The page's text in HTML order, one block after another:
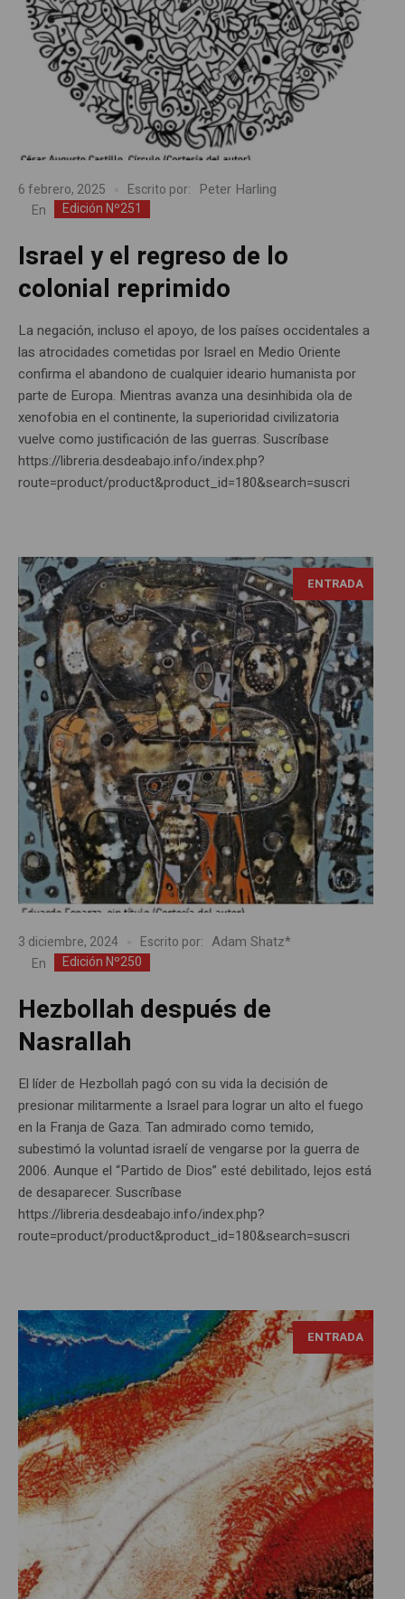
6 febrero, 2025 Escrito por: Peter Harling
En Edición Nº251
Israel y el regreso de lo
colonial reprimido
La negación, incluso el apoyo, de los países occidentales a
las atrocidades cometidas por Israel en Medio Oriente
confirma el abandono de cualquier ideario humanista por
parte de Europa. Mientras avanza una desinhibida ola de
xenofobia en el continente, la superioridad civilizatoria
vuelve como justificación de las guerras. Suscríbase
https://libreria.desdeabajo.info/index.php?
route=product/product&product_id=180&search=suscri
ENTRADA
3 diciembre, 2024 Escrito por: Adam Shatz*
En Edición Nº250
Hezbollah después de
Nasrallah
El líder de Hezbollah pagó con su vida la decisión de
presionar militarmente a Israel para lograr un alto el fuego
en la Franja de Gaza. Tan admirado como temido,
subestimó la voluntad israelí de vengarse por la guerra de
2006. Aunque el “Partido de Dios” esté debilitado, lejos está
de desaparecer. Suscríbase
https://libreria.desdeabajo.info/index.php?
route=product/product&product_id=180&search=suscri
ENTRADA